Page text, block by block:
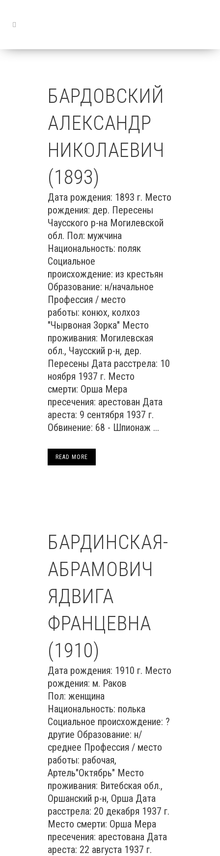
БАРДОВСКИЙ
АЛЕКСАНДР
НИКОЛАЕВИЧ
(1893)
Дата рождения: 1893 г. Место
рождения: дер. Пересены
Чаусского р-на Могилевской
обл. Пол: мужчина
Национальность: поляк
Социальное
происхождение: из крестьян
Образование: н/начальное
Профессия / место
работы: конюх, колхоз
"Чырвоная Зорка" Место
проживания: Могилевская
обл., Чаусский р-н, дер.
Пересены Дата расстрела: 10
ноября 1937 г. Место
смерти: Орша Мера
пресечения: арестован Дата
ареста: 9 сентября 1937 г.
Обвинение: 68 - Шпионаж ...
READ MORE
БАРДИНСКАЯ-
АБРАМОВИЧ
ЯДВИГА
ФРАНЦЕВНА
(1910)
Дата рождения: 1910 г. Место
рождения: м. Раков
Пол: женщина
Национальность: полька
Социальное происхождение: ?
другие Образование: н/
среднее Профессия / место
работы: рабочая,
Артель"Октябрь" Место
проживания: Витебская обл.,
Оршанский р-н, Орша Дата
расстрела: 20 декабря 1937 г.
Место смерти: Орша Мера
пресечения: арестована Дата
ареста: 22 августа 1937 г.